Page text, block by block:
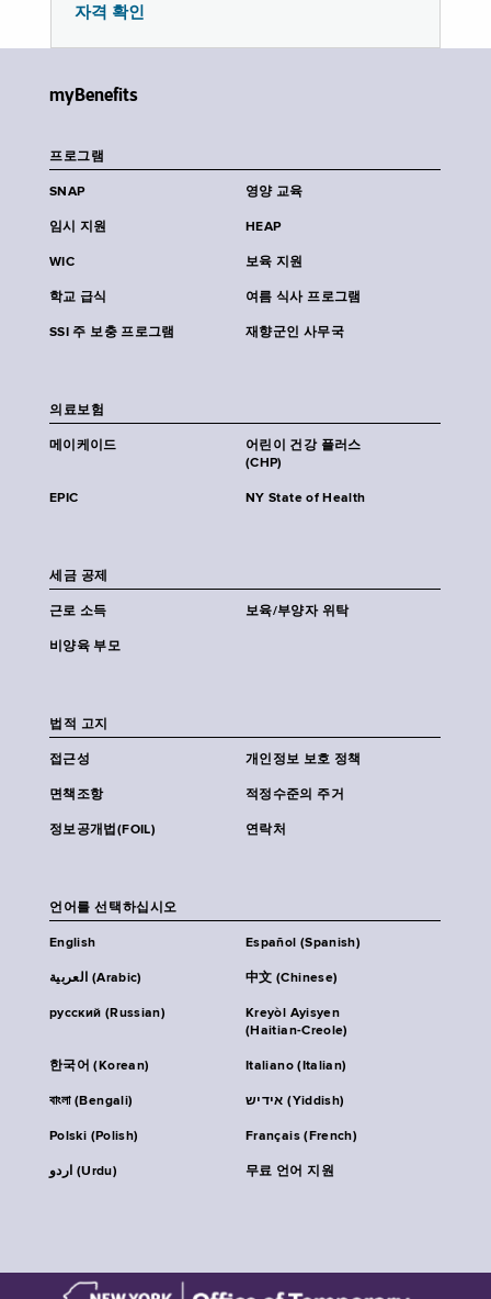
자격 확인
myBenefits
프로그램
SNAP 영양 교육
임시 지원 HEAP
WIC 보육 지원
학교 급식 여름 식사 프로그램
SSI 주 보충 프로그램 재향군인 사무국
의료보험
메이케이드
어린이 건강 플러스
(CHP)
EPIC NY State of Health
세금 공제
근로 소득 보육/부양자 위탁
비양육 부모
법적 고지
접근성 개인정보 보호 정책
면책조항 적정수준의 주거
정보공개법(FOIL) 연락처
언어를 선택하십시오
English Español (Spanish)
العربية (Arabic) 中文 (Chinese)
русский (Russian)
Kreyòl Ayisyen
(Haitian-Creole)
한국어 (Korean) Italiano (Italian)
বাংলা (Bengali) אידיש (Yiddish)
Polski (Polish) Français (French)
اردو (Urdu) 무료 언어 지원